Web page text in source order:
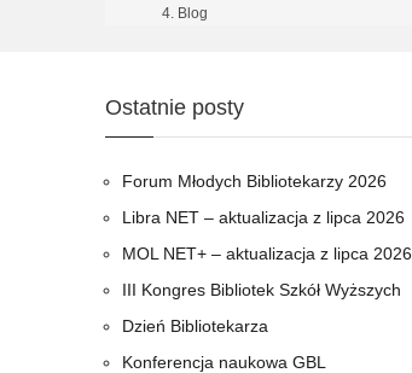
nawigacyjna
Blog
Ostatnie posty
Forum Młodych Bibliotekarzy 2026
Libra NET – aktualizacja z lipca 2026
MOL NET+ – aktualizacja z lipca 2026
III Kongres Bibliotek Szkół Wyższych
Dzień Bibliotekarza
Konferencja naukowa GBL